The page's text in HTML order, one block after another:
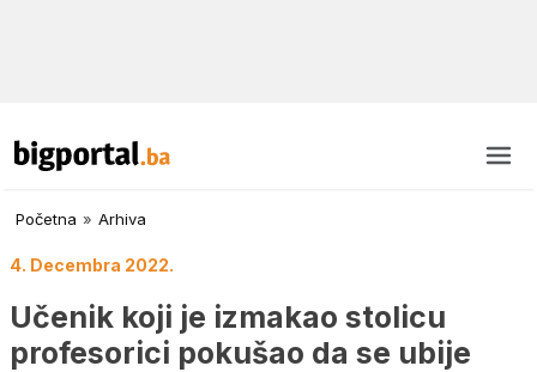
Početna » Arhiva
4. Decembra 2022.
Učenik koji je izmakao stolicu
profesorici pokušao da se ubije